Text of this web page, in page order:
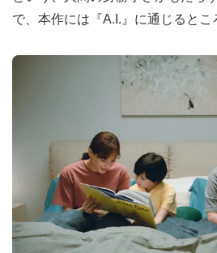
で、本作には『A.I.』に通じるとこ